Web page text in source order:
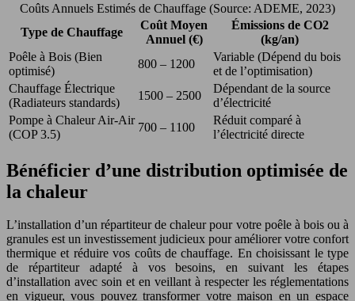
Coûts Annuels Estimés de Chauffage (Source: ADEME, 2023)
Type de Chauffage
Coût Moyen
Annuel (€)
Émissions de CO2
(kg/an)
Poêle à Bois (Bien
optimisé)
800 – 1200
Variable (Dépend du bois
et de l’optimisation)
Chauffage Électrique
(Radiateurs standards)
1500 – 2500
Dépendant de la source
d’électricité
Pompe à Chaleur Air-Air
(COP 3.5)
700 – 1100
Réduit comparé à
l’électricité directe
Bénéficier d’une distribution optimisée de
la chaleur
L’installation d’un répartiteur de chaleur pour votre poêle à bois ou à
granules est un investissement judicieux pour améliorer votre confort
thermique et réduire vos coûts de chauffage. En choisissant le type
de répartiteur adapté à vos besoins, en suivant les étapes
d’installation avec soin et en veillant à respecter les réglementations
en vigueur, vous pouvez transformer votre maison en un espace